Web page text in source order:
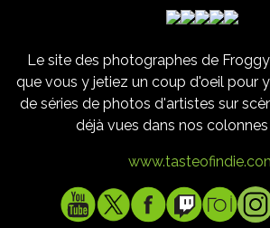
Le site des photographes de
que vous y jetiez un coup d'oeil pour
de séries de photos d'artistes sur
déjà vues dans nos colonnes